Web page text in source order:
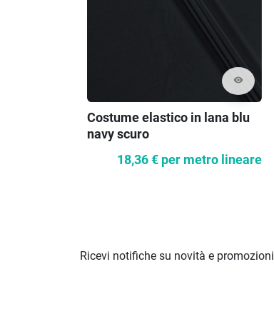
visibility
Costume elastico in lana blu
navy scuro
18,36 € per metro lineare
Ricevi notifiche su novità e promozioni